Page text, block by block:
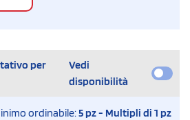
per
Vedi
disponibilità
ordinabile:5 pz - Multipli di 1 pz